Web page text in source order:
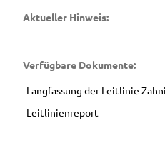
Aktueller Hinweis:
Verfügbare Dokumente:
Langfassung der Leitlinie
Leitlinienreport